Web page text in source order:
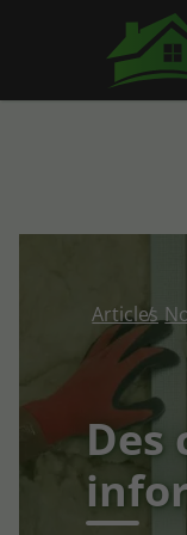
Articles
Des